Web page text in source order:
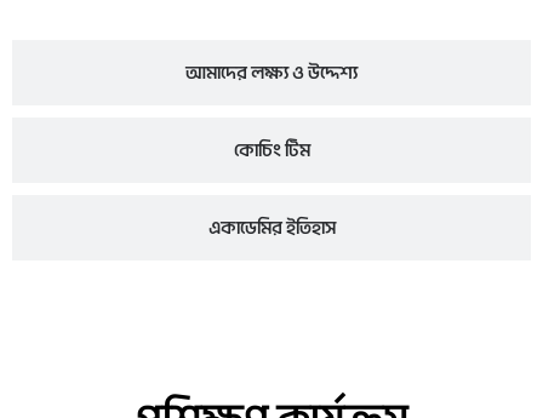
আমাদের লক্ষ্য ও উদ্দেশ্য
কোচিং টিম
একাডেমির ইতিহাস